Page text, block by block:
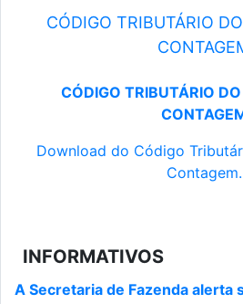
CÓDIGO TRIBUTÁRIO
CÓDIGO TRIBUTÁRIO
Download do Código
Contagem.
INFORMATIVOS
A Secretaria de Fazenda alerta